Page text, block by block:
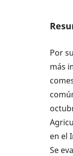
Por
más
en el
Se